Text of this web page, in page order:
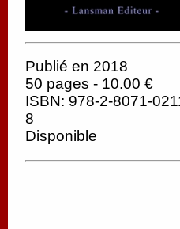
Publié en 2018
50 pages - 10.00 €
ISBN: 978-2-8071-
8
Disponible